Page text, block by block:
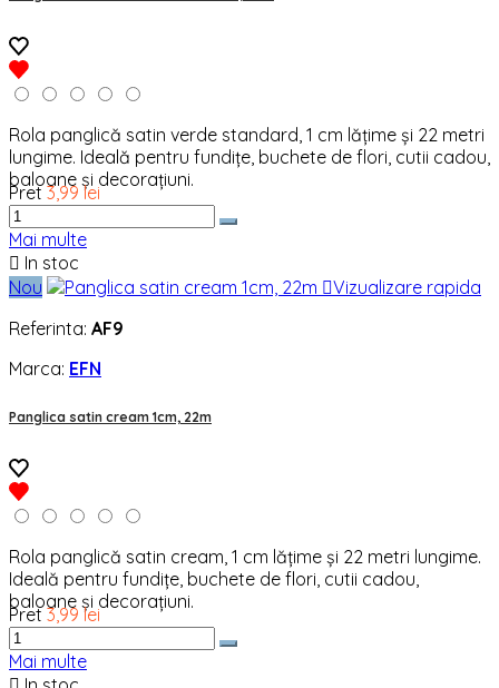
Rola panglică satin verde standard, 1 cm lățime și 22 metri
lungime. Ideală pentru fundițe, buchete de flori, cutii cadou,
baloane și decorațiuni.
Pret 3,99 lei
Mai multe
 In stoc
Nou
Vizualizare rapida
Referinta: AF9
Marca: EFN
Panglica satin cream 1cm, 22m
Rola panglică satin cream, 1 cm lățime și 22 metri lungime.
Ideală pentru fundițe, buchete de flori, cutii cadou,
baloane și decorațiuni.
Pret 3,99 lei
Mai multe